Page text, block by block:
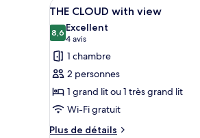
Afficher
toutes
les
photos
pour
ce
type
de
chambre :
8
THE CLOUD with view
8,68,6 sur 10
Excellent
4 avis
(4 avis)
1 chambre
2 personnes
1 grand lit ou 1 très grand lit
Wi-Fi gratuit
Plus de détails
Plus